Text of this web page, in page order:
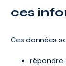
ces
Ces données
répondre